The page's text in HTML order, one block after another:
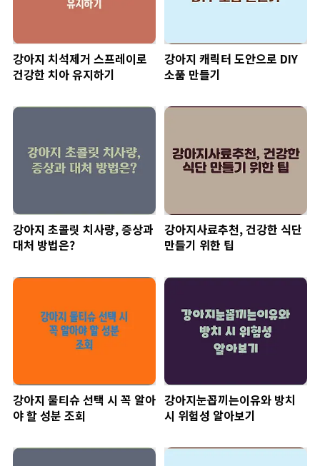
강아지 치석제거 스프레이로
건강한 치아 유지하기
강아지 캐릭터 도안으로 DIY
소품 만들기
강아지 초콜릿 치사량, 증상과
대처 방법은?
강아지사료추천, 건강한 식단
만들기 위한 팁
강아지 물티슈 선택 시 꼭 알아
야 할 성분 조회
강아지눈꼽끼는이유와 방치
시 위험성 알아보기